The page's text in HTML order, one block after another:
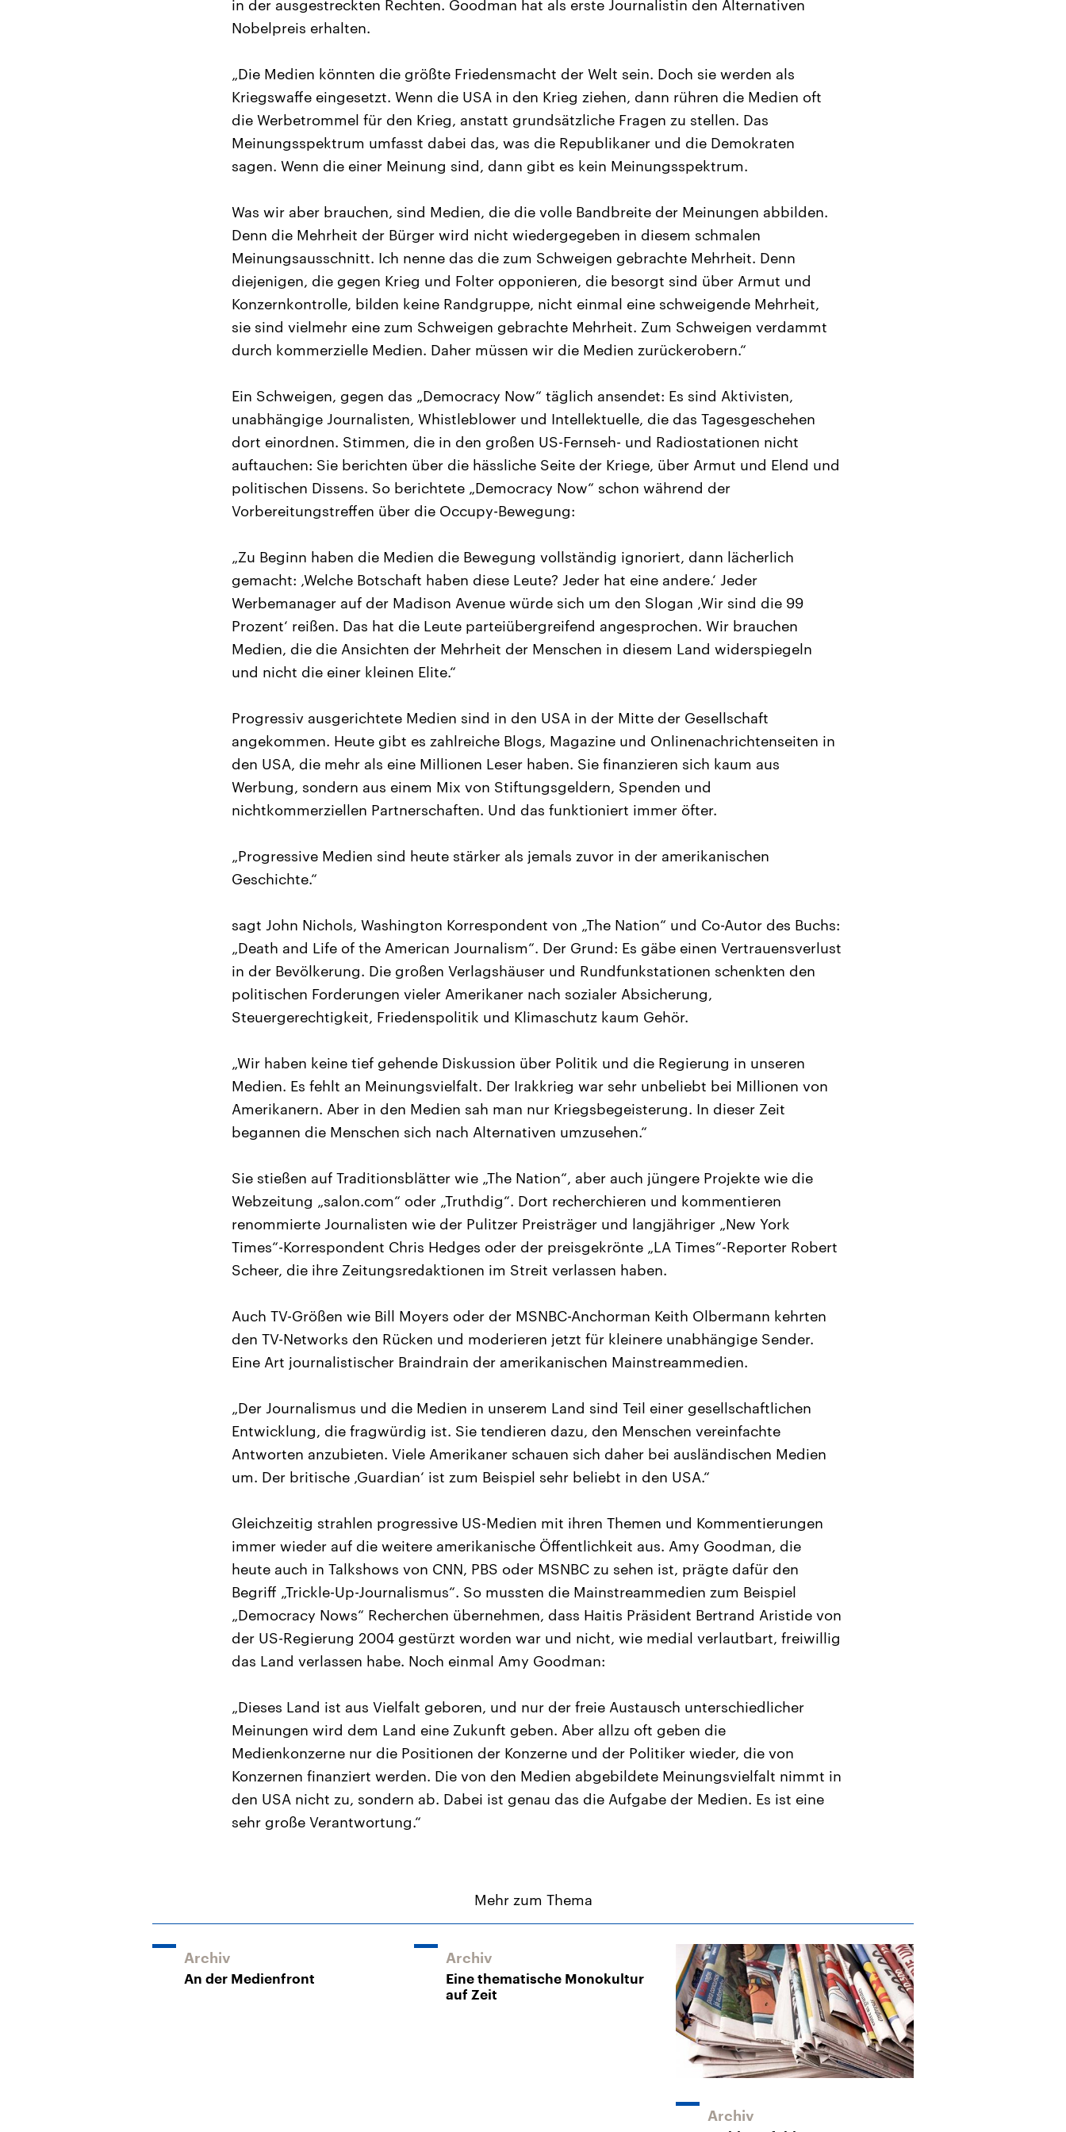
in der ausgestreckten Rechten. Goodman hat als erste Journalistin den Alternativen
Nobelpreis erhalten.
„Die Medien könnten die größte Friedensmacht der Welt sein. Doch sie werden als
Kriegswaffe eingesetzt. Wenn die USA in den Krieg ziehen, dann rühren die Medien oft
die Werbetrommel für den Krieg, anstatt grundsätzliche Fragen zu stellen. Das
Meinungsspektrum umfasst dabei das, was die Republikaner und die Demokraten
sagen. Wenn die einer Meinung sind, dann gibt es kein Meinungsspektrum.
Was wir aber brauchen, sind Medien, die die volle Bandbreite der Meinungen abbilden.
Denn die Mehrheit der Bürger wird nicht wiedergegeben in diesem schmalen
Meinungsausschnitt. Ich nenne das die zum Schweigen gebrachte Mehrheit. Denn
diejenigen, die gegen Krieg und Folter opponieren, die besorgt sind über Armut und
Konzernkontrolle, bilden keine Randgruppe, nicht einmal eine schweigende Mehrheit,
sie sind vielmehr eine zum Schweigen gebrachte Mehrheit. Zum Schweigen verdammt
durch kommerzielle Medien. Daher müssen wir die Medien zurückerobern.“
Ein Schweigen, gegen das „Democracy Now“ täglich ansendet: Es sind Aktivisten,
unabhängige Journalisten, Whistleblower und Intellektuelle, die das Tagesgeschehen
dort einordnen. Stimmen, die in den großen US-Fernseh- und Radiostationen nicht
auftauchen: Sie berichten über die hässliche Seite der Kriege, über Armut und Elend und
politischen Dissens. So berichtete „Democracy Now“ schon während der
Vorbereitungstreffen über die Occupy-Bewegung:
„Zu Beginn haben die Medien die Bewegung vollständig ignoriert, dann lächerlich
gemacht: ‚Welche Botschaft haben diese Leute? Jeder hat eine andere.‘ Jeder
Werbemanager auf der Madison Avenue würde sich um den Slogan ‚Wir sind die 99
Prozent‘ reißen. Das hat die Leute parteiübergreifend angesprochen. Wir brauchen
Medien, die die Ansichten der Mehrheit der Menschen in diesem Land widerspiegeln
und nicht die einer kleinen Elite.“
Progressiv ausgerichtete Medien sind in den USA in der Mitte der Gesellschaft
angekommen. Heute gibt es zahlreiche Blogs, Magazine und Onlinenachrichtenseiten in
den USA, die mehr als eine Millionen Leser haben. Sie finanzieren sich kaum aus
Werbung, sondern aus einem Mix von Stiftungsgeldern, Spenden und
nichtkommerziellen Partnerschaften. Und das funktioniert immer öfter.
„Progressive Medien sind heute stärker als jemals zuvor in der amerikanischen
Geschichte.“
sagt John Nichols, Washington Korrespondent von „The Nation“ und Co-Autor des Buchs:
„Death and Life of the American Journalism“. Der Grund: Es gäbe einen Vertrauensverlust
in der Bevölkerung. Die großen Verlagshäuser und Rundfunkstationen schenkten den
politischen Forderungen vieler Amerikaner nach sozialer Absicherung,
Steuergerechtigkeit, Friedenspolitik und Klimaschutz kaum Gehör.
„Wir haben keine tief gehende Diskussion über Politik und die Regierung in unseren
Medien. Es fehlt an Meinungsvielfalt. Der Irakkrieg war sehr unbeliebt bei Millionen von
Amerikanern. Aber in den Medien sah man nur Kriegsbegeisterung. In dieser Zeit
begannen die Menschen sich nach Alternativen umzusehen.“
Sie stießen auf Traditionsblätter wie „The Nation“, aber auch jüngere Projekte wie die
Webzeitung „salon.com“ oder „Truthdig“. Dort recherchieren und kommentieren
renommierte Journalisten wie der Pulitzer Preisträger und langjähriger „New York
Times“-Korrespondent Chris Hedges oder der preisgekrönte „LA Times“-Reporter Robert
Scheer, die ihre Zeitungsredaktionen im Streit verlassen haben.
Auch TV-Größen wie Bill Moyers oder der MSNBC-Anchorman Keith Olbermann kehrten
den TV-Networks den Rücken und moderieren jetzt für kleinere unabhängige Sender.
Eine Art journalistischer Braindrain der amerikanischen Mainstreammedien.
„Der Journalismus und die Medien in unserem Land sind Teil einer gesellschaftlichen
Entwicklung, die fragwürdig ist. Sie tendieren dazu, den Menschen vereinfachte
Antworten anzubieten. Viele Amerikaner schauen sich daher bei ausländischen Medien
um. Der britische ‚Guardian‘ ist zum Beispiel sehr beliebt in den USA.“
Gleichzeitig strahlen progressive US-Medien mit ihren Themen und Kommentierungen
immer wieder auf die weitere amerikanische Öffentlichkeit aus. Amy Goodman, die
heute auch in Talkshows von CNN, PBS oder MSNBC zu sehen ist, prägte dafür den
Begriff „Trickle-Up-Journalismus“. So mussten die Mainstreammedien zum Beispiel
„Democracy Nows“ Recherchen übernehmen, dass Haitis Präsident Bertrand Aristide von
der US-Regierung 2004 gestürzt worden war und nicht, wie medial verlautbart, freiwillig
das Land verlassen habe. Noch einmal Amy Goodman:
„Dieses Land ist aus Vielfalt geboren, und nur der freie Austausch unterschiedlicher
Meinungen wird dem Land eine Zukunft geben. Aber allzu oft geben die
Medienkonzerne nur die Positionen der Konzerne und der Politiker wieder, die von
Konzernen finanziert werden. Die von den Medien abgebildete Meinungsvielfalt nimmt in
den USA nicht zu, sondern ab. Dabei ist genau das die Aufgabe der Medien. Es ist eine
sehr große Verantwortung.“
Mehr zum Thema
Archiv
An der Medienfront
Archiv
Eine thematische Monokultur
auf Zeit
Archiv